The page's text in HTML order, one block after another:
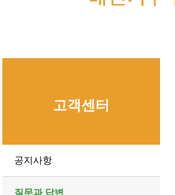
고객센터
공지사항
질문과 답변